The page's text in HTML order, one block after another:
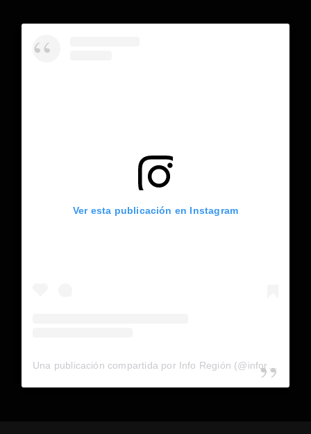
Ver esta publicación en Instagram
Una publicación compartida por Info Región (@inforegion_redes)